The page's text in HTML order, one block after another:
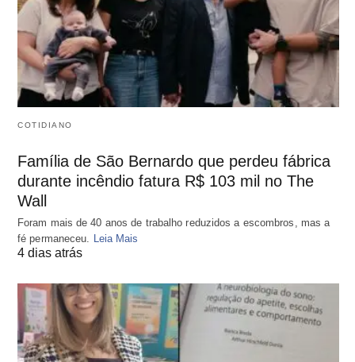
COTIDIANO
Família de São Bernardo que perdeu fábrica
durante incêndio fatura R$ 103 mil no The
Wall
Foram mais de 40 anos de trabalho reduzidos a escombros, mas a
fé permaneceu. Leia Mais
4 dias atrás